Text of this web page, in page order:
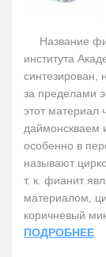
Название
института
синтезирован,
за пределами
этот
даймонскваем
особенно в
называют
т. к. фианит
материалом,
коричневый
ПОДРОБНЕЕ